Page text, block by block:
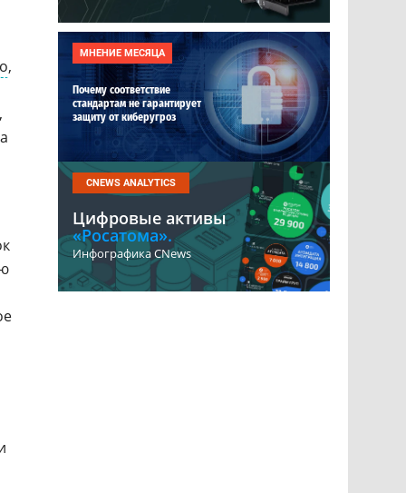
,
МНЕНИЕ МЕСЯЦА
Почему соответствие
стандартам не гарантирует
защиту от киберугроз
CNEWS ANALYTICS
Цифровые активы
«Росатома».
Инфографика CNews